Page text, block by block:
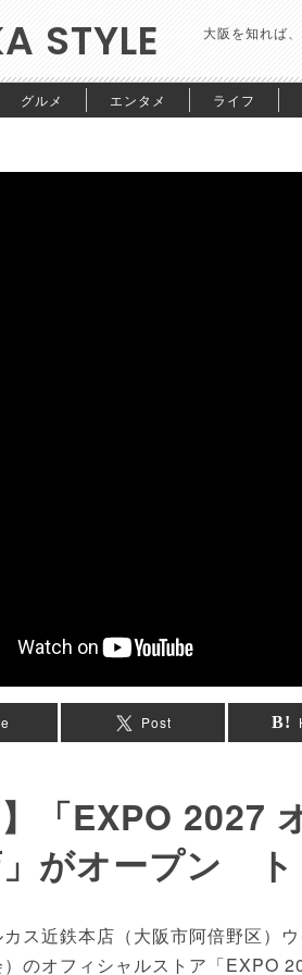
STYLE 大阪を知れば
グルメ エンタメ ライフ
Post
】「EXPO 2027
がオープン
ス近鉄本店（大阪市阿倍野区）
のオフィシャルストア「EXPO